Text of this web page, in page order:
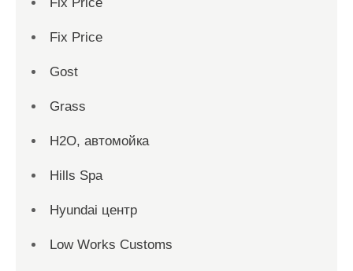
Fix Price
Gost
Grass
H2O, автомойка
Hills Spa
Hyundai центр
Low Works Customs